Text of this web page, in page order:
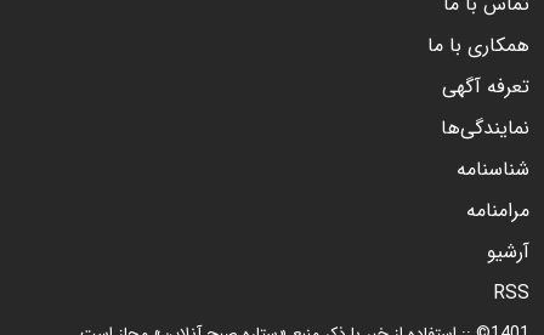
همکاری با ما
تعرفه آگهی
نمایندگی‌ها
شناسنامه
مرامنامه
آرشیو
RSS